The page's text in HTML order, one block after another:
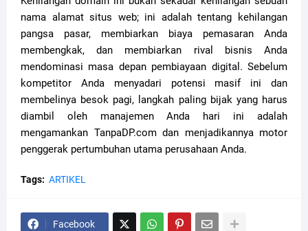
nama alamat situs web; ini adalah tentang kehilangan
pangsa pasar, membiarkan biaya pemasaran Anda
membengkak, dan membiarkan rival bisnis Anda
mendominasi masa depan pembiayaan digital. Sebelum
kompetitor Anda menyadari potensi masif ini dan
membelinya besok pagi, langkah paling bijak yang harus
diambil oleh manajemen Anda hari ini adalah
mengamankan TanpaDP.com dan menjadikannya motor
penggerak pertumbuhan utama perusahaan Anda.
Tags: ARTIKEL
Facebook